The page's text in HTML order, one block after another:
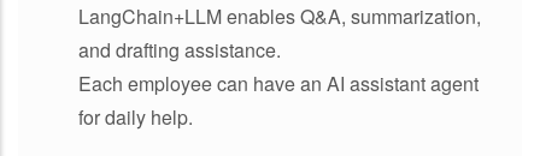
LangChain+LLM enables Q&A, summarization,
and drafting assistance.
Each employee can have an AI assistant agent
for daily help.